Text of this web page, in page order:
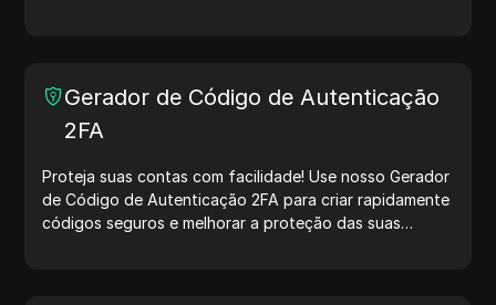
para testar geolocalização, verificar privacidade e
muito mais. Simplifique seus fluxos de trabalho e
otimize seu processo de desenvolvimento — gere
Gerador de Código de Autenticação
2FA
Proteja suas contas com facilidade! Use nosso Gerador
de Código de Autenticação 2FA para criar rapidamente
códigos seguros e melhorar a proteção das suas